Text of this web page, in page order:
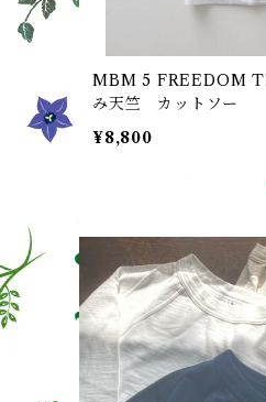
MBM 5 FREEDOM
み天竺 カットソー
¥8,800